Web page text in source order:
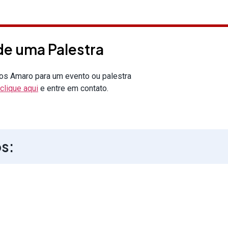
uma Palestra
Amaro para um evento ou palestra
clique aqui e entre em contato.